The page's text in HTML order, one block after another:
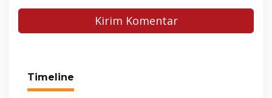
Timeline